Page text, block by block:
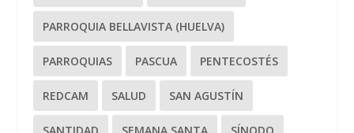
PARROQUIA BELLAVISTA (HUELVA)
PARROQUIAS PASCUA PENTECOSTÉS
REDCAM SALUD SAN AGUSTÍN
SANTIDAD SEMANA SANTA SÍNODO